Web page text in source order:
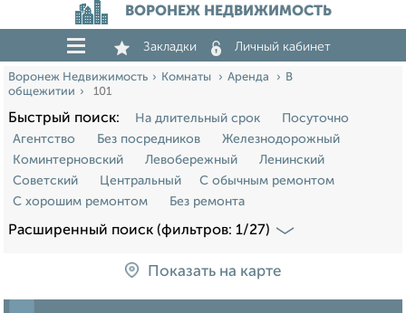
ВОРОНЕЖ НЕДВИЖИМОСТЬ
Закладки Личный кабинет
Воронеж Недвижимость Комнаты Аренда
В
общежитии
101
Быстрый поиск: На длительный срок
Посуточно
Агентство
Без посредников
Железнодорожный
Коминтерновский
Левобережный
Ленинский
Советский
Центральный
С обычным ремонтом
С хорошим ремонтом
Без ремонта
Расширенный поиск (фильтров: 1/27)
Показать на карте